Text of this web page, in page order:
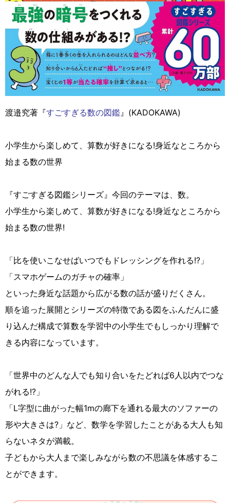
渡邉究著『すごすぎる数の図鑑 』(KADOKAWA)
小学生から楽しめて、算数が好きになる!身近なところから
始まる数の世界
『すごすぎる図鑑シリーズ』今回のテーマは、数。
小学生から楽しめて、算数が好きになる!身近なところから
始まる数の世界!
「比を使いこなせばいつでもドレッシングを作れる!?」
「スマホゲームのガチャの確率」
といった身近な話題から広がる数の話が盛りだくさん。
順を追った展開とシリーズの特徴である図をふんだんに盛
り込んだ構成で算数を学習中の小学生でもしっかり理解で
きる内容になっています。
「世界中のどんな人でも知り合いをたどれば6人以内でつな
がれる!?」
「L字型に曲がった幅1mの廊下を通れる最大のソファーの
形や大きさは?」など、数学を学習したことがある大人も知
らないネタが満載。
子どもから大人まで楽しみながら数の不思議を体感するこ
とができます。